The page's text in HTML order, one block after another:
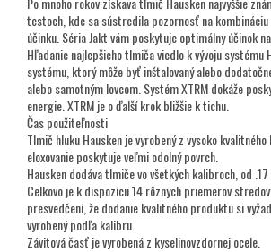
testoch, kde sa sústredila pozornosť na
účinku. Séria Jakt vám poskytuje optimálny účinok
Hľadanie najlepšieho tlmiča viedlo k vývoju systému
systému, ktorý môže byť inštalovaný alebo
alebo samotným lovcom. Systém XTRM dokáže
energie. XTRM je o ďalší krok bližšie k tichu.
Čas použiteľnosti
Tlmič hluku Hausken je vyrobený z vysoko
eloxovanie poskytuje veľmi odolný povrch.
Hausken dodáva tlmiče vo všetkých kalibroch, od
Celkovo je k dispozícii 14 rôznych priemerov
presvedčení, že dodanie kvalitného produktu si
vyrobený podľa kalibru.
Závitová časť je vyrobená z kyselinovzdornej ocele.